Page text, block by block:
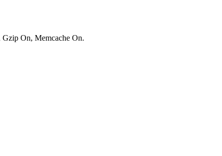
Gzip On, Memcache On.